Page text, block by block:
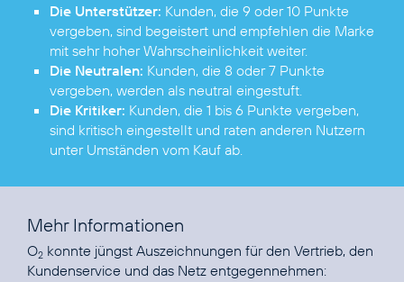
Die Unterstützer: Kunden, die 9 oder 10 Punkte
vergeben, sind begeistert und empfehlen die Marke
mit sehr hoher Wahrscheinlichkeit weiter.
Die Neutralen: Kunden, die 8 oder 7 Punkte
vergeben, werden als neutral eingestuft.
Die Kritiker: Kunden, die 1 bis 6 Punkte vergeben,
sind kritisch eingestellt und raten anderen Nutzern
unter Umständen vom Kauf ab.
Mehr Informationen
O2 konnte jüngst Auszeichnungen für den Vertrieb, den
Kundenservice und das Netz entgegennehmen: